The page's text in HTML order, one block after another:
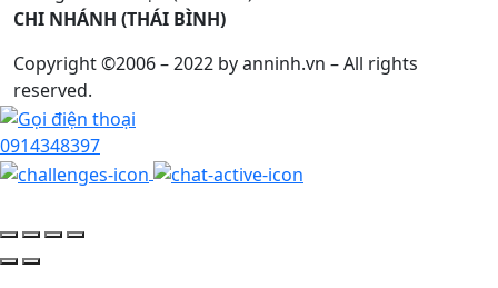
CHI NHÁNH (THÁI BÌNH)
Copyright ©2006 – 2022 by anninh.vn – All rights
reserved.
0914348397